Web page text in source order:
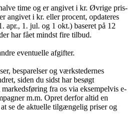
time og er angivet i kr. Øvrige pris-
angivet i kr. eller procent, opdateres
apr., 1. jul. og 1 okt.) baseret på 12
har fået mindst fire tilbud.
eventuelle afgifter.
besparelser og værkstedernes
siden du sidst har besøgt
fra os via eksempelvis e-
m.m. Opret derfor altid en
se de aktuelle tilgængelig priser og